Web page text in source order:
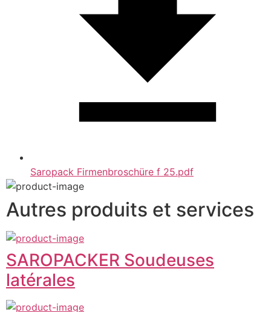
Saropack Firmenbroschüre f 25.pdf
Autres produits et services
SAROPACKER Soudeuses
latérales